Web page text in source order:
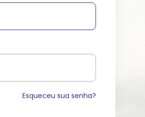
Esqueceu sua senha?